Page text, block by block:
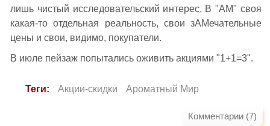
лишь чистый исследовательский интерес. В "АМ" своя
какая-то отдельная реальность, свои зАМечательные
цены и свои, видимо, покупатели.
В июле пейзаж попытались оживить акциями "1+1=3".
Теги: Акции-скидки Ароматный Мир
Комментарии (7)